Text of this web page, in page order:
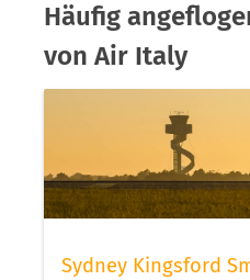
Häufig
von Air Italy
Sydney Kingsford